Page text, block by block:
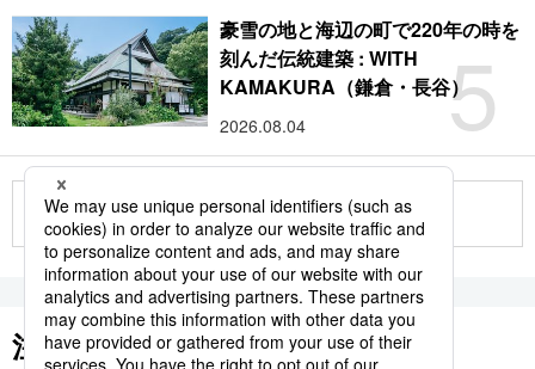
5
豪雪の地と海辺の町で220年の時を
刻んだ伝統建築 : WITH
KAMAKURA（鎌倉・長谷）
2026.08.04
もっと見る
注目のキーワード